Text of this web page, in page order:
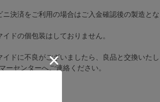
ニ決済をご利用の場合はご入金確認後の製造とな
イドの個包装はしておりません。
イドに不良がございましたら、良品と交換いた
ーセンターへご連絡ください。